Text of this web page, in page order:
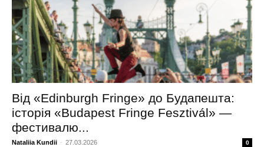
Від «Edinburgh Fringe» до Будапешта:
історія «Budapest Fringe Fesztivál» —
фестивалю...
Nataliia Kundii - 27.03.2026 0